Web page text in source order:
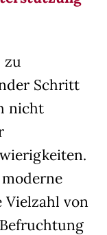
zu
Schritt
nicht
Vielzahl von
und so nur
und sind für